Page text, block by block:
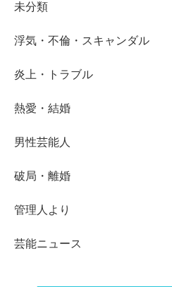
未分類
浮気・不倫・スキャンダル
炎上・トラブル
熱愛・結婚
男性芸能人
破局・離婚
管理人より
芸能ニュース